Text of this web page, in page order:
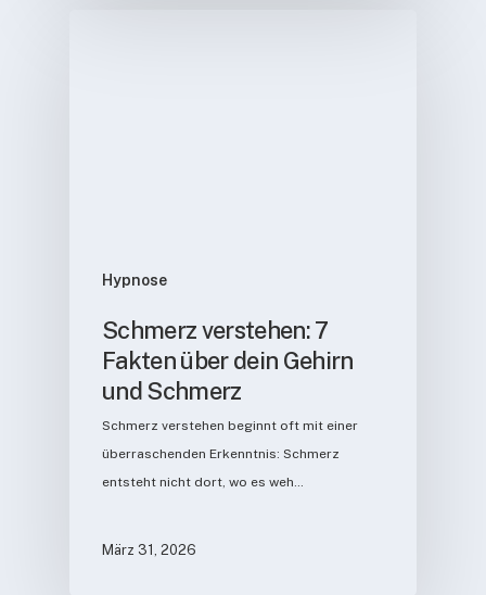
Hypnose
Schmerz verstehen: 7
Fakten über dein Gehirn
und Schmerz
Schmerz verstehen beginnt oft mit einer
überraschenden Erkenntnis: Schmerz
entsteht nicht dort, wo es weh…
März 31, 2026